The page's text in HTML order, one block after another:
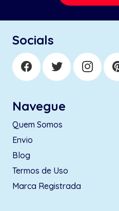
Socials
Navegue
Quem Somos
Envio
Blog
Termos de Uso
Marca Registrada